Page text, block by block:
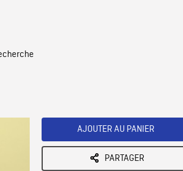
AJOUTER AU PANIER
PARTAGER